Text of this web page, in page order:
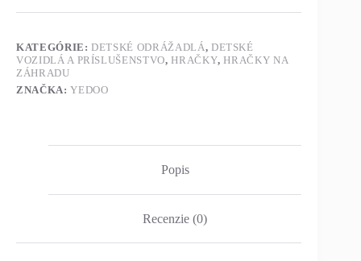
KATEGÓRIE:DETSKÉ ODRÁŽADLÁ, DETSKÉ
VOZIDLÁ A PRÍSLUŠENSTVO,HRAČKY,HRAČKY NA
ZÁHRADU
ZNAČKA:YEDOO
Popis
Recenzie (0)